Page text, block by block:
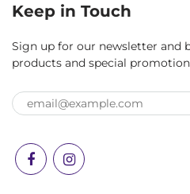
Keep in Touch
Sign up for our newsletter and
products and special